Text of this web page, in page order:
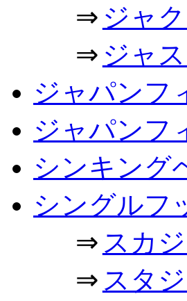
⇒ ジャ
⇒ ジャ
ジャパンフ
ジャパンフ
シンキング
シングルフ
⇒ スカ
⇒ スタ